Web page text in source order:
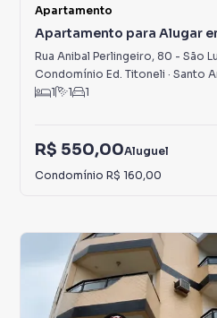
Apartamento
Apartamento para Alugar
Rua Anibal Perlingeiro, 80 - São
Condomínio Ed. Titoneli · Santo
1
1 1
R$ 550,00Aluguel
Condomínio R$ 160,00